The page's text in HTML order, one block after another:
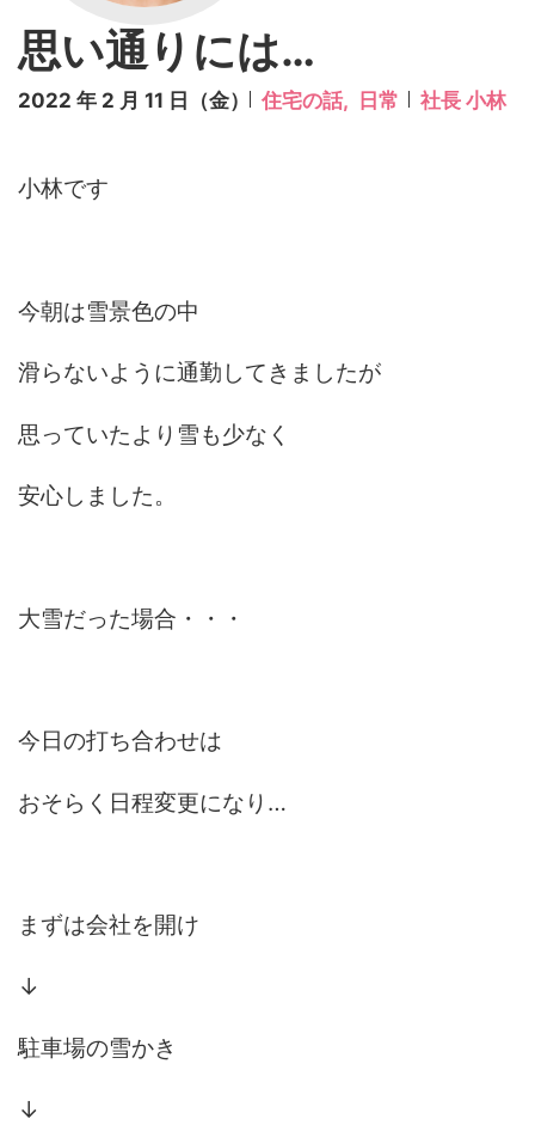
思い通りには…
2022 年 2 月 11 日（金） 住宅の話, 日常 社長 小林
小林です
今朝は雪景色の中
滑らないように通勤してきましたが
思っていたより雪も少なく
安心しました。
大雪だった場合・・・
今日の打ち合わせは
おそらく日程変更になり…
まずは会社を開け
↓
駐車場の雪かき
↓